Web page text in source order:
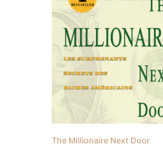
The Millionaire Next Door